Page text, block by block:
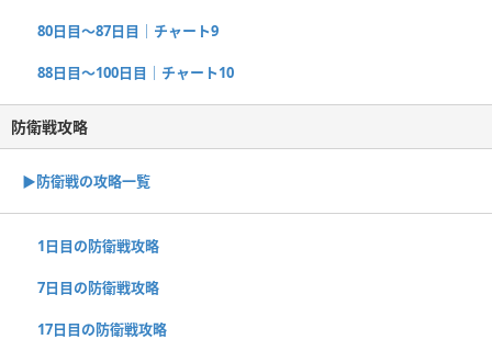
80日目〜87日目｜チャート9
88日目〜100日目｜チャート10
防衛戦攻略
▶︎防衛戦の攻略一覧
1日目の防衛戦攻略
7日目の防衛戦攻略
17日目の防衛戦攻略